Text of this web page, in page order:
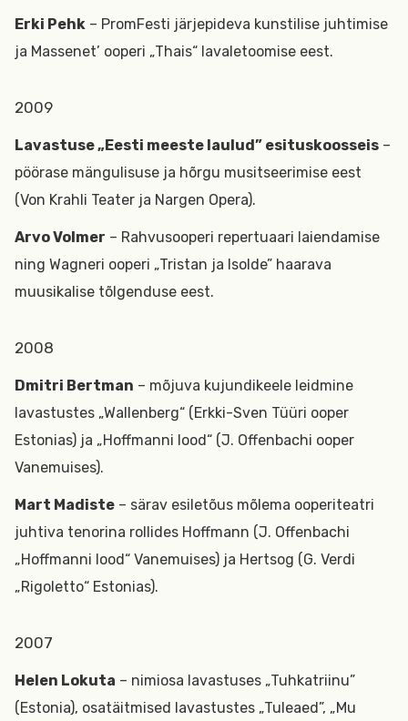
Erki Pehk – PromFesti järjepideva kunstilise juhtimise
ja Massenet’ ooperi „Thais“ lavaletoomise eest.
2009
Lavastuse „Eesti meeste laulud” esituskoosseis –
pöörase mängulisuse ja hõrgu musitseerimise eest
(Von Krahli Teater ja Nargen Opera).
Arvo Volmer – Rahvusooperi repertuaari laiendamise
ning Wagneri ooperi „Tristan ja Isolde” haarava
muusikalise tõlgenduse eest.
2008
Dmitri Bertman – mõjuva kujundikeele leidmine
lavastustes „Wallenberg“ (Erkki-Sven Tüüri ooper
Estonias) ja „Hoffmanni lood“ (J. Offenbachi ooper
Vanemuises).
Mart Madiste – särav esiletõus mõlema ooperiteatri
juhtiva tenorina rollides Hoffmann (J. Offenbachi
„Hoffmanni lood“ Vanemuises) ja Hertsog (G. Verdi
„Rigoletto“ Estonias).
2007
Helen Lokuta – nimiosa lavastuses „Tuhkatriinu”
(Estonia), osatäitmised lavastustes „Tuleaed”, „Mu